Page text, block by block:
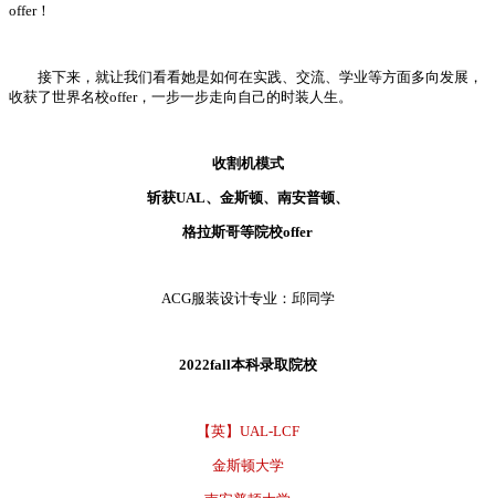
offer！
接下来，就让我们看看她是如何在实践、交流、学业等方面多向发展，
收获了世界名校offer，一步一步走向自己的时装人生。
收割机模式
斩获UAL、金斯顿、南安普顿、
格拉斯哥等院校offer
ACG服装设计专业：邱同学
2022fall本科录取院校
【英】UAL-LCF
金斯顿大学